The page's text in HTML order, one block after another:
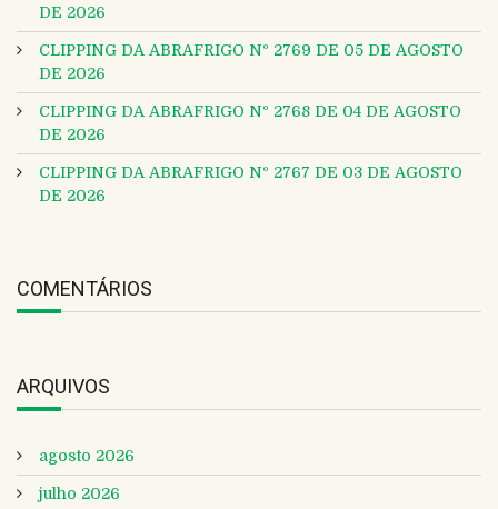
DE 2026
CLIPPING DA ABRAFRIGO Nº 2769 DE 05 DE AGOSTO
DE 2026
CLIPPING DA ABRAFRIGO Nº 2768 DE 04 DE AGOSTO
DE 2026
CLIPPING DA ABRAFRIGO Nº 2767 DE 03 DE AGOSTO
DE 2026
COMENTÁRIOS
ARQUIVOS
agosto 2026
julho 2026